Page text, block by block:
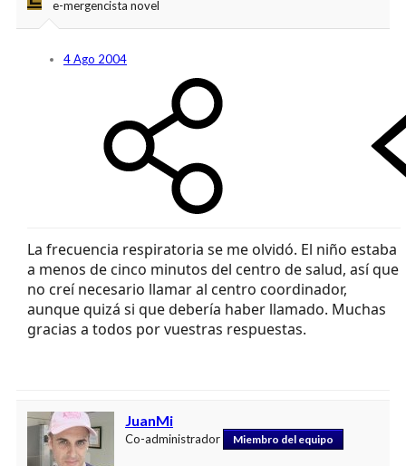
e-mergencista novel
4 Ago 2004
La frecuencia respiratoria se me olvidó. El niño estaba
a menos de cinco minutos del centro de salud, así que
no creí necesario llamar al centro coordinador,
aunque quizá si que debería haber llamado. Muchas
gracias a todos por vuestras respuestas.
JuanMi
Co-administrador Miembro del equipo